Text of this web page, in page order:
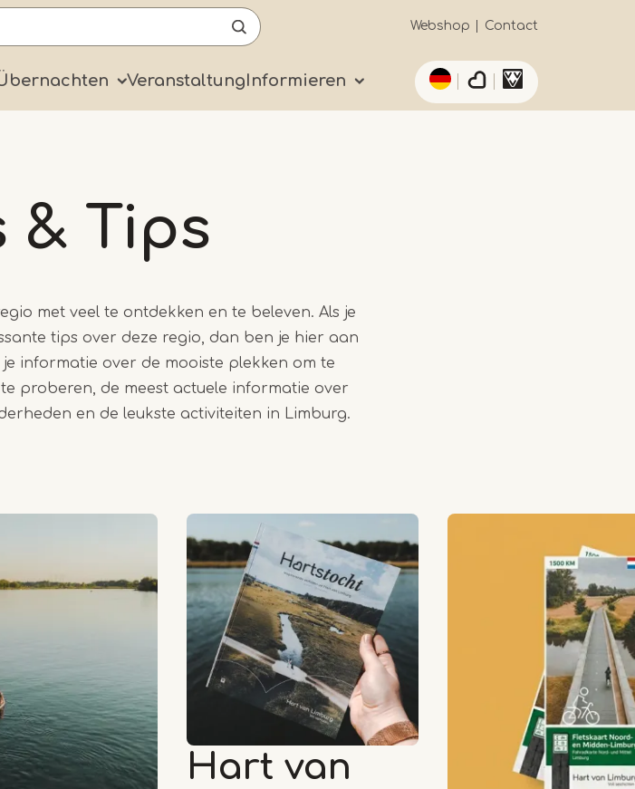
Secundaïre
navigatie
Webshop Contact
VeranstaltungInformieren
List additional
& Tips
met veel te ontdekken en te beleven. Als je
tips over deze regio, dan ben je hier aan
informatie over de mooiste plekken om te
proberen, de meest actuele informatie over
en de leukste activiteiten in Limburg.
Hart van